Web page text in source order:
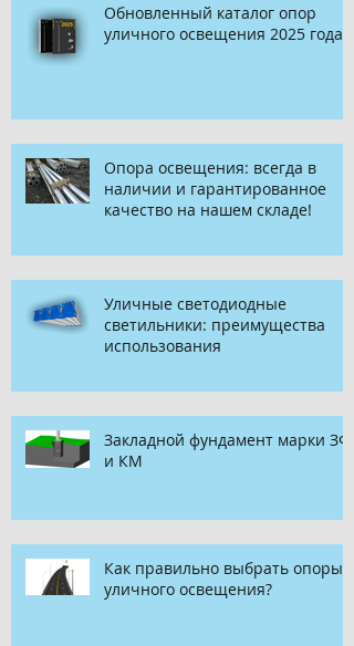
Обновленный каталог опор
уличного освещения 2025 года
Опора освещения: всегда в
наличии и гарантированное
качество на нашем складе!
Уличные светодиодные
светильники: преимущества
использования
Закладной фундамент марки ЗФ
и КМ
Как правильно выбрать опоры
уличного освещения?